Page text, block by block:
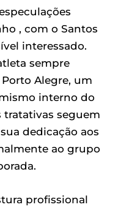
, com o Santos
interessado.
sempre
Alegre, um
interno do
tratativas seguem
dedicação aos
ao grupo
profissional